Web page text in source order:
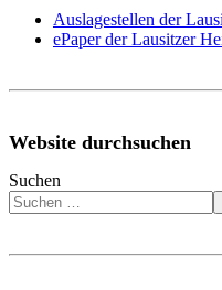
Auslagestellen der
ePaper der Lausitzer
Website durchsuchen
Suchen